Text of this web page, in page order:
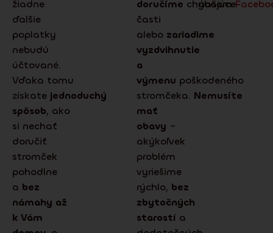
žiadne
ďalšie
poplatky
nebudú
účtované.
Vďaka tomu
získate jednoduchý
spôsob, ako
si nechať
doručiť
stromček
pohodlne
a bez
námahy až
k Vám
doručíme chýbajúce
časti
alebo zariadime
vyzdvihnutie
a
výmenu poškodeného
stromčeka. Nemusíte
mať
obavy –
akýkoľvek
problém
vyriešime
rýchlo, bez
zbytočných
starostí a
našom